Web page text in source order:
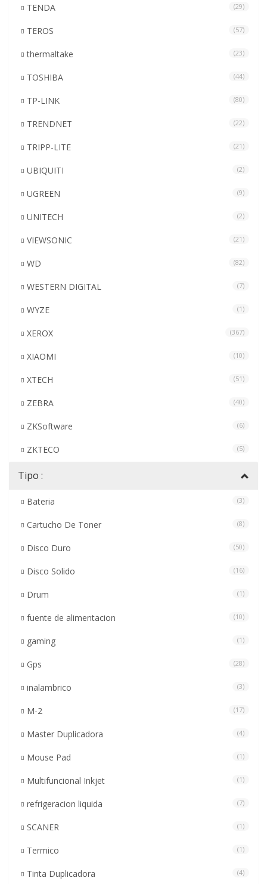
TENDA (29)
TEROS (57)
thermaltake (23)
TOSHIBA (44)
TP-LINK (80)
TRENDNET (22)
TRIPP-LITE (21)
UBIQUITI (2)
UGREEN (9)
UNITECH (2)
VIEWSONIC (21)
WD (82)
WESTERN DIGITAL (7)
WYZE (1)
XEROX (367)
XIAOMI (10)
XTECH (51)
ZEBRA (40)
ZKSoftware (6)
ZKTECO (5)
Tipo :
Bateria (3)
Cartucho De Toner (8)
Disco Duro (50)
Disco Solido (16)
Drum (1)
fuente de alimentacion (10)
gaming (1)
Gps (28)
inalambrico (3)
M-2 (17)
Master Duplicadora (4)
Mouse Pad (1)
Multifuncional Inkjet (1)
refrigeracion liquida (7)
SCANER (1)
Termico (1)
Tinta Duplicadora (4)